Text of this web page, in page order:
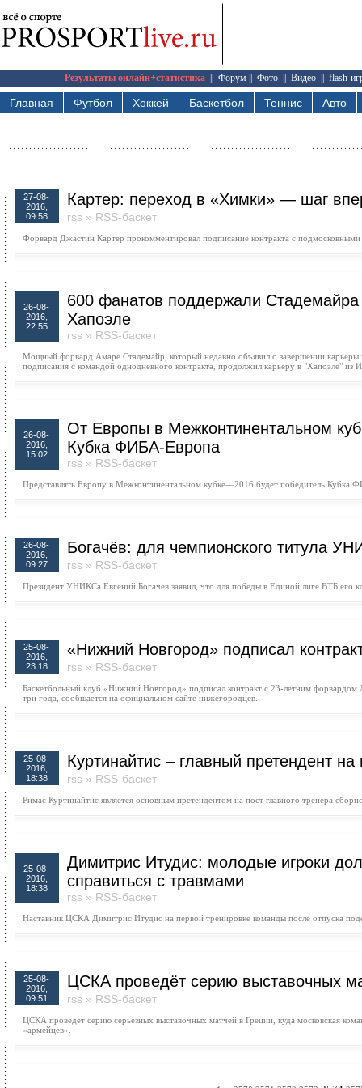
Результаты онлайн+статистика Форум Фото Видео flash-
Главная Футбол Хоккей Баскетбол Теннис Авто
27-08-
2016,
09:58
Картер: переход в «Химки» — шаг
rss » RSS-баскет
Форвард Джастин Картер прокомментировал подписание контракта с
26-08-
2016,
22:55
600 фанатов поддержали Стадемайра
Хапоэле
rss » RSS-баскет
Мощный форвард Амаре Стадемайр, который недавно объявил о завершении
подписания с командой однодневного контракта, продолжил карьеру в "Хапоэле" из
26-08-
2016,
15:02
От Европы в Межконтинентальном
Кубка ФИБА-Европа
rss » RSS-баскет
Представлять Европу в Межконтинентальном кубке—2016 будет победитель Кубка
26-08-
2016,
09:27
Богачёв: для чемпионского титула
rss » RSS-баскет
Президент УНИКСа Евгений Богачёв заявил, что для победы в Единой лиге ВТБ его
25-08-
2016,
23:18
«Нижний Новгород» подписал
rss » RSS-баскет
Баскетбольный клуб «Нижний Новгород» подписал контракт с 23-летним
три года, сообщается на официальном сайте нижегородцев.
25-08-
2016,
18:38
Куртинайтис – главный претендент
rss » RSS-баскет
Римас Куртинайтис является основным претендентом на пост главного тренера
25-08-
2016,
18:38
Димитрис Итудис: молодые игроки
справиться с травмами
rss » RSS-баскет
Наставник ЦСКА Димитрис Итудис на первой тренировке команды после отпуска
25-08-
2016,
09:51
ЦСКА проведёт серию выставочных
rss » RSS-баскет
ЦСКА проведёт серию серьёзных выставочных матчей в Греции, куда московская
«армейцев».